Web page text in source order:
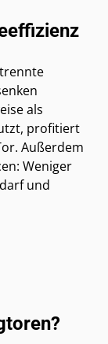
als
profitiert
Außerdem
Weniger
und